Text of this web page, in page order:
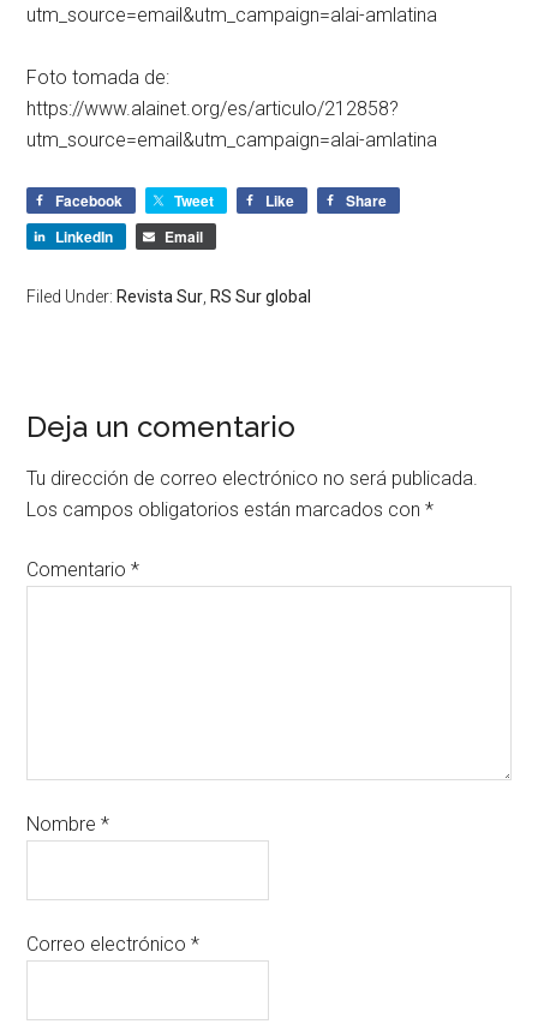
utm_source=email&utm_campaign=alai-amlatina
Foto tomada de:
https://www.alainet.org/es/articulo/212858?
utm_source=email&utm_campaign=alai-amlatina
Facebook Tweet Like
Share
LinkedIn
Email
Filed Under:Revista Sur ,RS Sur global
Deja un comentario
Tu dirección de correo electrónico no será publicada.
Los campos obligatorios están marcados con*
Comentario*
Nombre*
Correo electrónico*